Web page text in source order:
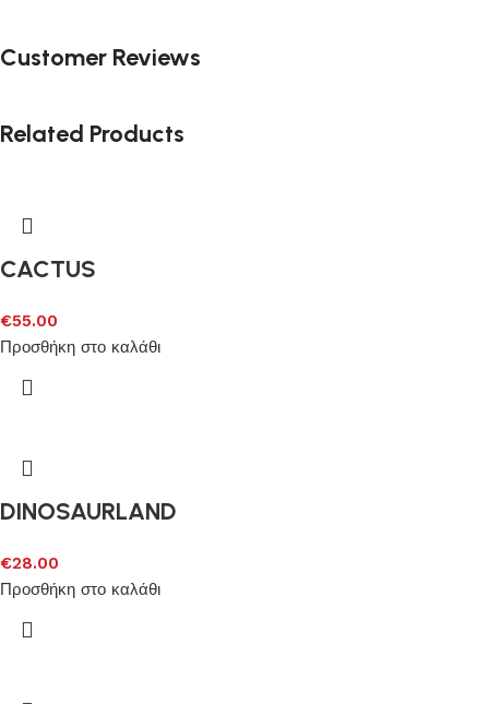
Customer Reviews
Related Products
CACTUS
€55.00
Προσθήκη στο καλάθι
DINOSAURLAND
€28.00
Προσθήκη στο καλάθι